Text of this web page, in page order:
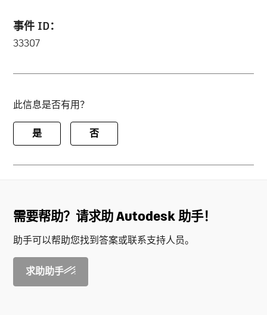
事件 ID：
33307
此信息是否有用？
是 否
需要帮助？请求助 Autodesk 助手！
助手可以帮助您找到答案或联系支持人员。
求助助手